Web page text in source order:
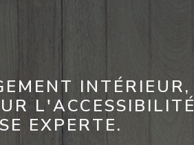
INTÉRIEUR,
L'ACCESSIBILITÉ
EXPERTE.